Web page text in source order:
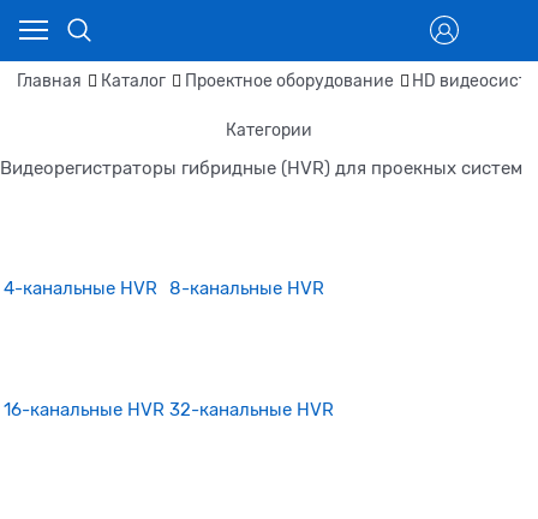
Главная Каталог Проектное оборудование HD
Категории
Видеорегистраторы гибридные (HVR) для проекных систем
4-канальные HVR 8-канальные HVR
16-канальные HVR 32-канальные HVR